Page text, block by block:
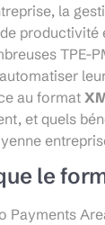
la
productivité
TPE-
au format
et quels
le
Payments